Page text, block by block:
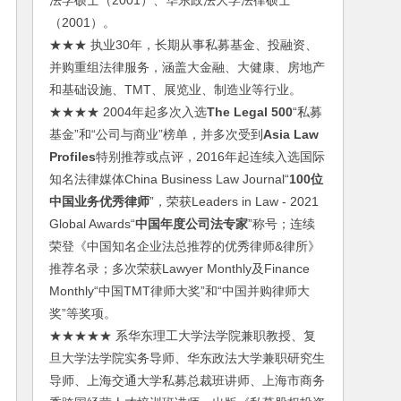
（2001）。
★★★ 执业30年，长期从事私募基金、投融资、
并购重组法律服务，涵盖大金融、大健康、房地产
和基础设施、TMT、展览业、制造业等行业。
★★★★ 2004年起多次入选The Legal 500“私募
基金”和“公司与商业”榜单，并多次受到Asia Law
Profiles特别推荐或点评，2016年起连续入选国际
知名法律媒体China Business Law Journal“100位
中国业务优秀律师”，荣获Leaders in Law - 2021
Global Awards“中国年度公司法专家”称号；连续
荣登《中国知名企业法总推荐的优秀律师&律所》
推荐名录；多次荣获Lawyer Monthly及Finance
Monthly“中国TMT律师大奖”和“中国并购律师大
奖”等奖项。
★★★★★ 系华东理工大学法学院兼职教授、复
旦大学法学院实务导师、华东政法大学兼职研究生
导师、上海交通大学私募总裁班讲师、上海市商务